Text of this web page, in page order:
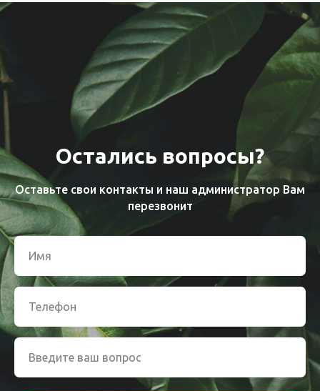
Остались вопросы?
Оставьте свои контакты и наш администратор Вам
перезвонит